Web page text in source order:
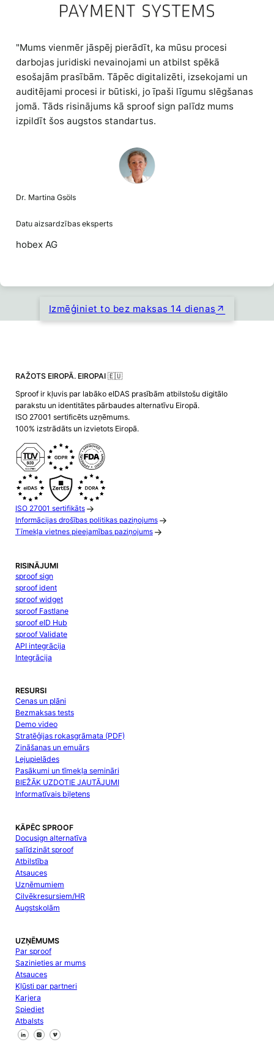
"Mums vienmēr jāspēj pierādīt, ka mūsu procesi
darbojas juridiski nevainojami un atbilst spēkā
esošajām prasībām. Tāpēc digitalizēti, izsekojami un
auditējami procesi ir būtiski, jo īpaši līgumu slēgšanas
jomā. Tāds risinājums kā sproof sign palīdz mums
izpildīt šos augstos standartus.
Dr. Martina Gsöls
Datu aizsardzības eksperts
hobex AG
Izmēģiniet to bez maksas 14 dienas
RAŽOTS EIROPĀ. EIROPAI 🇪🇺
Sproof ir kļuvis par labāko eIDAS prasībām atbilstošu digitālo
parakstu un identitātes pārbaudes alternatīvu Eiropā.
ISO 27001 sertificēts uzņēmums.
100% izstrādāts un izvietots Eiropā.
ISO 27001 sertifikāts
Informācijas drošības politikas paziņojums
Tīmekļa vietnes pieejamības paziņojums
RISINĀJUMI
sproof sign
sproof ident
sproof widget
sproof Fastlane
sproof eID Hub
sproof Validate
API integrācija
Integrācija
RESURSI
Cenas un plāni
Bezmaksas tests
Demo video
Stratēģijas rokasgrāmata (PDF)
Zināšanas un emuārs
Lejupielādes
Pasākumi un tīmekļa semināri
BIEŽĀK UZDOTIE JAUTĀJUMI
Informatīvais biļetens
KĀPĒC SPROOF
Docusign alternatīva
salīdzināt sproof
Atbilstība
Atsauces
Uzņēmumiem
Cilvēkresursiem/HR
Augstskolām
UZŅĒMUMS
Par sproof
Sazinieties ar mums
Atsauces
Kļūsti par partneri
Karjera
Spiediet
Atbalsts
Sekojiet mums Facebook
Sekojiet mums X
Sekojiet mums LinkedIn